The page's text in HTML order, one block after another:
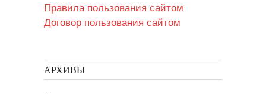
Правила пользования сайтом
Договор пользования сайтом
АРХИВЫ